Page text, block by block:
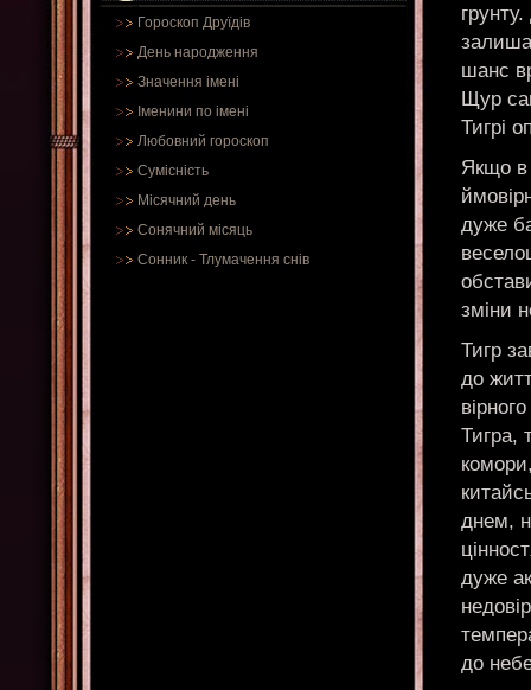
Гороскоп Друїдів
День народження
Значення імені
Іменини по імені
Любовний гороскоп
Сумісність
Місячний день
Сонячний місяць
Сонник - Тлумачення снів
шанс
Щур
Тигрі
Якщо в
дуже
зміни
Тигр
до
Тигра,
днем,
дуже
до